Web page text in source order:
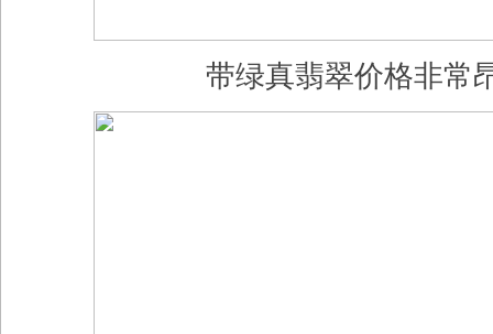
带绿真翡翠价格非常